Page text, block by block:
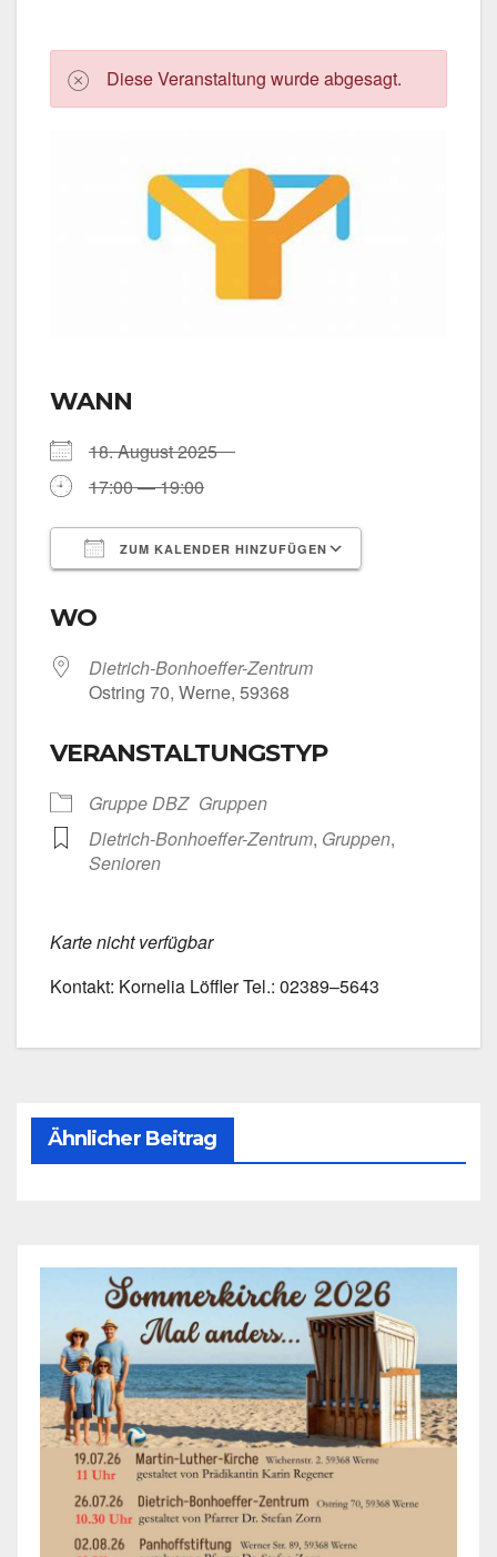
Die­se Ver­an­stal­tung wur­de abge­sagt.
WANN
18. August 2025
17:00 — 19:00
ZUM KALENDER HINZUFÜGEN
WO
Dietrich-Bonhoeffer-Zentrum
Ost­ring 70, Wer­ne, 59368
VERANSTALTUNGSTYP
Grup­pe DBZ Grup­pen
Dietrich-Bonhoeffer-Zentrum, Grup­pen,
Senio­ren
Kar­te nicht ver­füg­bar
Kon­takt: Kor­ne­lia Löff­ler Tel.: 02389–5643
Ähnlicher Beitrag